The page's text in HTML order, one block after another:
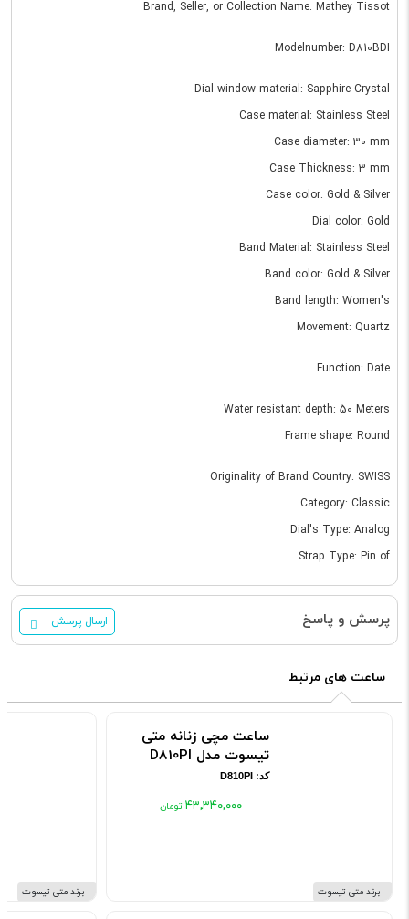
Brand, Seller, or Collection Name: Mathey Tissot
Modelnumber: D810BDI
Dial window material: Sapphire Crystal
Case material: Stainless Steel
Case diameter: 30 mm
Case Thickness: 3 mm
Case color: Gold & Silver
Dial color: Gold
Band Material: Stainless Steel
Band color: Gold & Silver
Band length: Women's
Movement: Quartz
Function: Date
Water resistant depth: 50 Meters
Frame shape: Round
Originality of Brand Country: SWISS
Category: Classic
Dial's Type: Analog
Strap Type: Pin of
پرسش و پاسخ ارسال پرسش
ساعت های مرتبط
برند متی تیسوت
ساعت مچی زنانه متی
تیسوت مدل D810PI
کد: D810PI
۴۳٬۳۴۰٬۰۰۰
برند متی تیسوت